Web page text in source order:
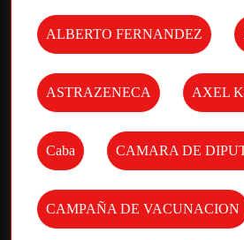
ALBERTO FERNANDEZ
ASTRAZENECA AXEL
Caba CAMARA DE
CAMPAÑA DE VACUNACION